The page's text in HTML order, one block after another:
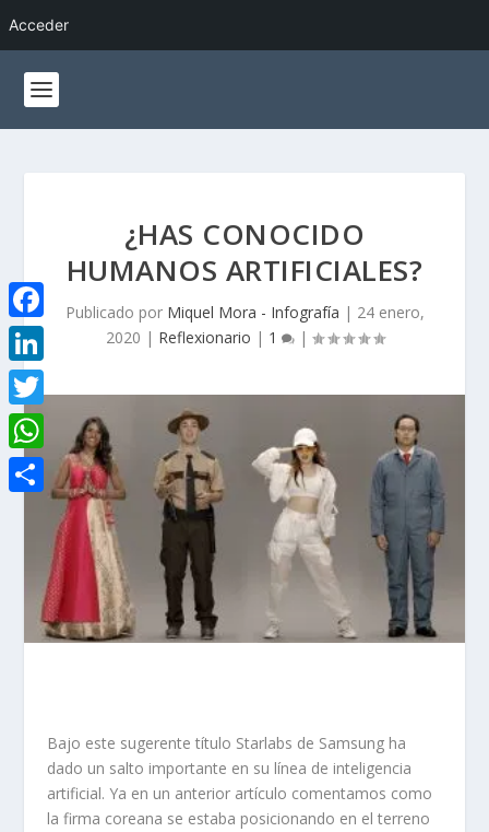
Acceder
¿HAS CONOCIDO
HUMANOS ARTIFICIALES?
Publicado por Miquel Mora - Infografía | 24 enero,
2020 | Reflexionario | 1 |
Bajo este sugerente título Starlabs de Samsung ha
dado un salto importante en su línea de inteligencia
artificial. Ya en un anterior artículo comentamos como
la firma coreana se estaba posicionando en el terreno
F
a
c
e
b
L
i
n
k
T
w
i
W